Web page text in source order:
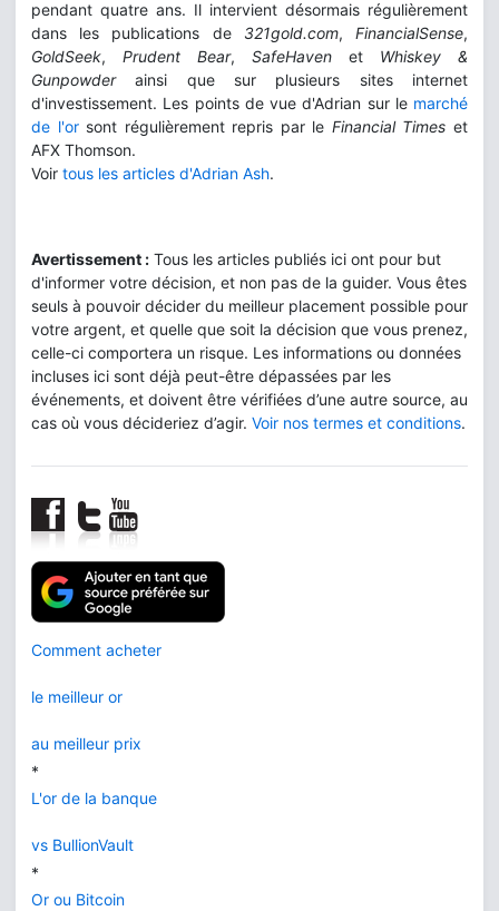
pendant quatre ans. Il intervient désormais régulièrement
dans les publications de 321gold.com,FinancialSense,
GoldSeek, Prudent Bear, SafeHaven et Whiskey &
Gunpowderainsi que sur plusieurs sites internet
d'investissement. Les points de vue d'Adrian sur le marché
de l'orsont régulièrement repris par le Financial Times et
AFX Thomson.
Voir tous les articles d'Adrian Ash.
Avertissement : Tous les articles publiés ici ont pour but
d'informer votre décision, et non pas de la guider. Vous êtes
seuls à pouvoir décider du meilleur placement possible pour
votre argent, et quelle que soit la décision que vous prenez,
celle-ci comportera un risque. Les informations ou données
incluses ici sont déjà peut-être dépassées par les
événements, et doivent être vérifiées d’une autre source, au
cas où vous décideriez d’agir. Voir nos termes et conditions.
Comment acheter
le meilleur or
au meilleur prix
*
L'or de la banque
vs BullionVault
*
Or ou Bitcoin